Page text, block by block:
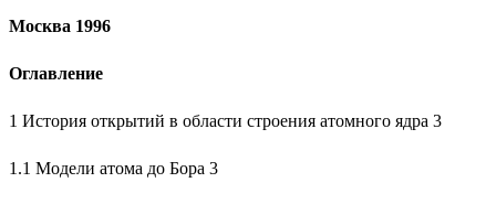
Москва 1996
Оглавление
1 История открытий в области строения атомного ядра 3
1.1 Модели атома до Бора 3